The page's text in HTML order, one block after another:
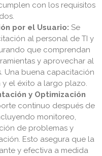
con los requisitos
por el Usuario: Se
al personal de TI y
que comprendan
y aprovechar al
Una buena capacitación
el éxito a largo plazo.
y Optimización
continuo después de
monitoreo,
de problemas y
Esto asegura que la
y efectiva a medida